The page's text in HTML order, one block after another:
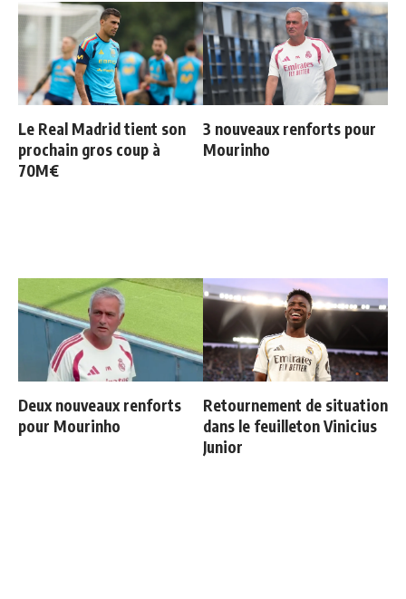
Le Real Madrid tient son
prochain gros coup à
70M€
3 nouveaux renforts pour
Mourinho
Deux nouveaux renforts
pour Mourinho
Retournement de situation
dans le feuilleton Vinicius
Junior